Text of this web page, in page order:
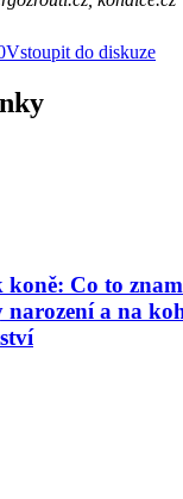
Vstoupit do diskuze
Co to
a na